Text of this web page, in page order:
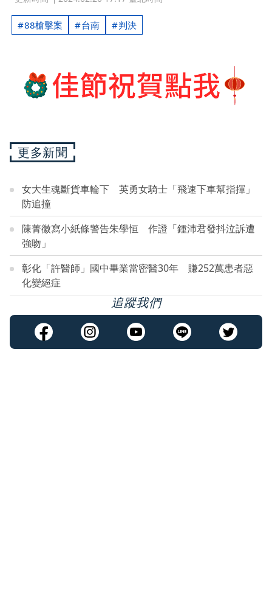
88槍擊案 台南 判決
更多新聞
女大生魂斷貨車輪下 英勇女騎士「飛速下車幫指揮」
防追撞
陳菁徽寫小紙條警告朱學恒 作證「鍾沛君發抖泣訴遭
強吻」
彰化「許醫師」國中畢業當密醫30年 賺252萬患者惡
化變絕症
追蹤我們